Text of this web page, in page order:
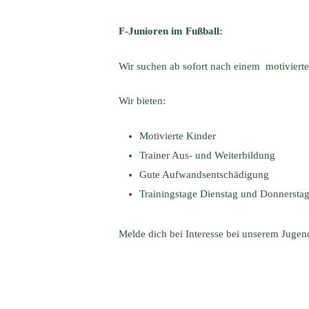
F-Junioren im Fußball:
Wir suchen ab sofort nach einem
Wir bieten:
Motivierte Kinder
Trainer Aus- und Weiterbildung
Gute Aufwandsentschädigung
Trainingstage Dienstag und Donnerstag
Melde dich bei Interesse bei unserem